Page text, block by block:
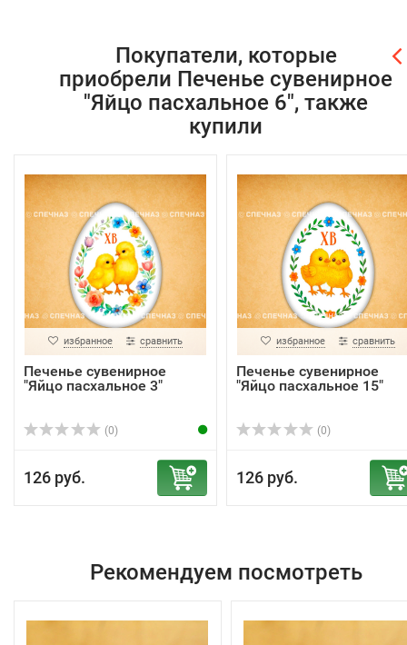
Покупатели, которые
приобрели Печенье сувенирное
"Яйцо пасхальное 6", также
купили
избранное сравнить
Печенье сувенирное
"Яйцо пасхальное 3"
(0)
126 руб.
избранное сравнить
Печенье сувенирное
"Яйцо пасхальное 15"
(0)
126 руб.
Рекомендуем посмотреть